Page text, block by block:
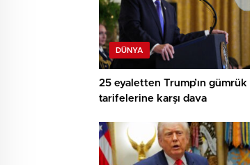
DÜNYA
25 eyaletten Trump’ın gümrük
tarifelerine karşı dava